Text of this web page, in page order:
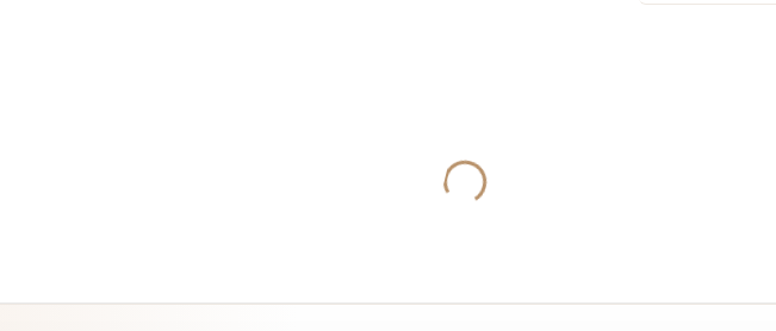
Yukleniyor...